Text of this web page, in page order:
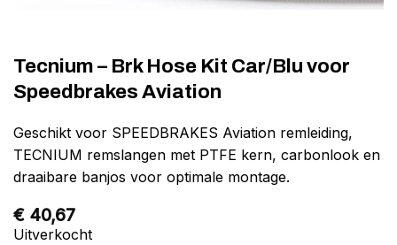
Tecnium – Brk Hose Kit Car/Blu voor
Speedbrakes Aviation
Geschikt voor SPEEDBRAKES Aviation remleiding,
TECNIUM remslangen met PTFE kern, carbonlook en
draaibare banjos voor optimale montage.
€ 40,67
Uitverkocht